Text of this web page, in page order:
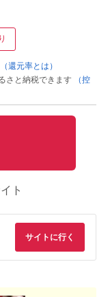
（還元率とは）
さと納税できます
（控
ト
サイトに行く